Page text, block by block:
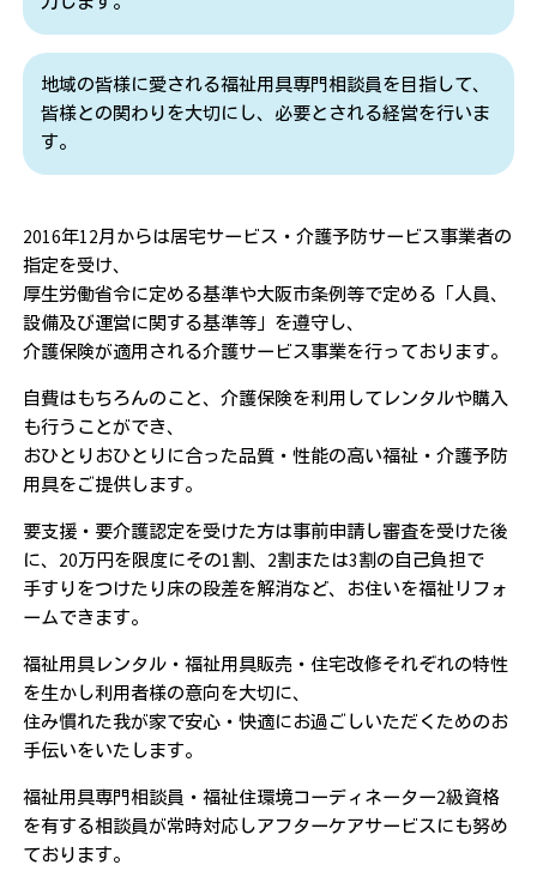
地域の皆様に愛される福祉用具専門相談員を目指して、
皆様との関わりを大切にし、必要とされる経営を行いま
す。
2016年12月からは居宅サービス・介護予防サービス事業者の
指定を受け、
厚生労働省令に定める基準や大阪市条例等で定める「人員、
設備及び運営に関する基準等」を遵守し、
介護保険が適用される介護サービス事業を行っております。
自費はもちろんのこと、介護保険を利用してレンタルや購入
も行うことができ、
おひとりおひとりに合った品質・性能の高い福祉・介護予防
用具をご提供します。
要支援・要介護認定を受けた方は事前申請し審査を受けた後
に、20万円を限度にその1割、2割または3割の自己負担で
手すりをつけたり床の段差を解消など、お住いを福祉リフォ
ームできます。
福祉用具レンタル・福祉用具販売・住宅改修それぞれの特性
を生かし利用者様の意向を大切に、
住み慣れた我が家で安心・快適にお過ごしいただくためのお
手伝いをいたします。
福祉用具専門相談員・福祉住環境コーディネーター2級資格
を有する相談員が常時対応しアフターケアサービスにも努め
ております。